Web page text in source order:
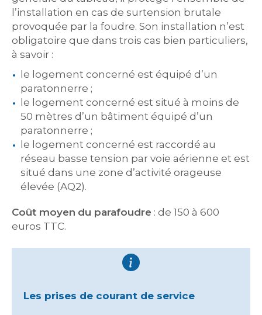
l’installation en cas de surtension brutale
provoquée par la foudre. Son installation n’est
obligatoire que dans trois cas bien particuliers,
à savoir :
le logement concerné est équipé d’un
paratonnerre ;
le logement concerné est situé à moins de
50 mètres d’un bâtiment équipé d’un
paratonnerre ;
le logement concerné est raccordé au
réseau basse tension par voie aérienne et est
situé dans une zone d’activité orageuse
élevée (AQ2).
Coût moyen du parafoudre : de 150 à 600
euros TTC.
Les prises de courant de service